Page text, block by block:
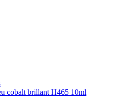
cobalt brillant H465 10ml